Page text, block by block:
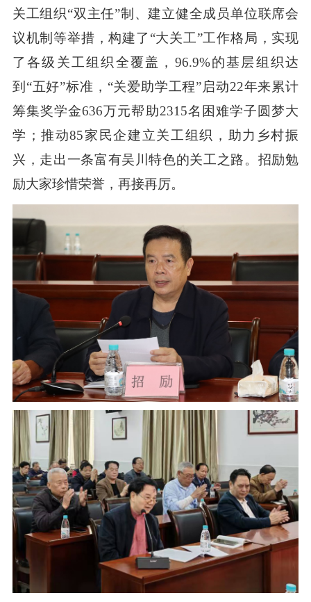
关工组织“双主任”制、建立健全成员单位联席会
议机制等举措，构建了“大关工”工作格局，实现
了各级关工组织全覆盖，96.9%的基层组织达
到“五好”标准，“关爱助学工程”启动22年来累计
筹集奖学金636万元帮助2315名困难学子圆梦大
学；推动85家民企建立关工组织，助力乡村振
兴，走出一条富有吴川特色的关工之路。招励勉
励大家珍惜荣誉，再接再厉。